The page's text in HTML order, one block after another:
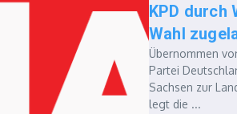
KPD durch
Wahl
Übernommen
Partei
Sachsen zur
legt die ...